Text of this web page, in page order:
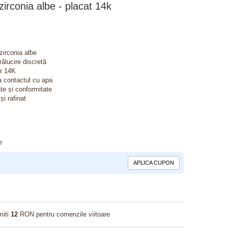
albe - placat 14k
albe
discretă
14K
contactul cu apa
și conformitate
rafinat
APLICA CUPON
12 RON pentru comenzile viitoare